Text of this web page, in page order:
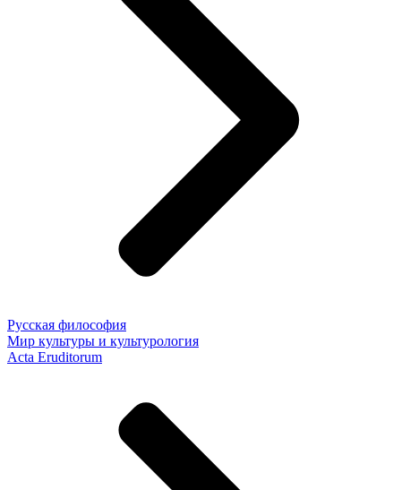
Русская философия
Мир культуры и культурология
Acta Eruditorum